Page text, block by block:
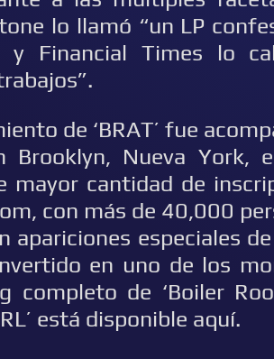
lo llamó “un LP
y Financial Times lo
de ‘BRAT’ fue
Brooklyn, Nueva York,
mayor cantidad de
con más de 40,000
apariciones especiales
en uno de los
completo de ‘Boiler
está disponible aquí.